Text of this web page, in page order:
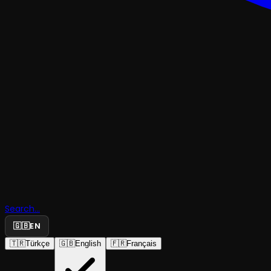
Search...
🇬🇧EN
🇹🇷Türkçe 🇬🇧English 🇫🇷Français
Parkı